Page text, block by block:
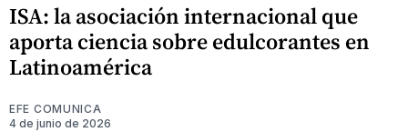
ISA: la asociación internacional que
aporta ciencia sobre edulcorantes en
Latinoamérica
EFE COMUNICA
4 de junio de 2026